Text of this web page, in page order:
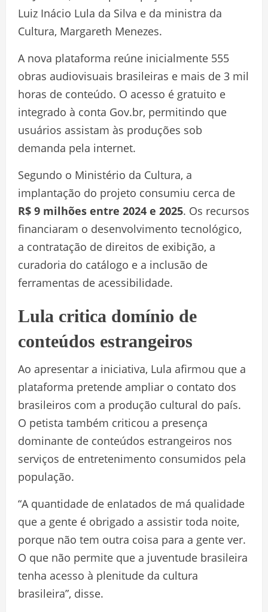
Luiz Inácio Lula da Silva e da ministra da
Cultura, Margareth Menezes.
A nova plataforma reúne inicialmente 555
obras audiovisuais brasileiras e mais de 3 mil
horas de conteúdo. O acesso é gratuito e
integrado à conta Gov.br, permitindo que
usuários assistam às produções sob
demanda pela internet.
Segundo o Ministério da Cultura, a
implantação do projeto consumiu cerca de
R$ 9 milhões entre 2024 e 2025. Os recursos
financiaram o desenvolvimento tecnológico,
a contratação de direitos de exibição, a
curadoria do catálogo e a inclusão de
ferramentas de acessibilidade.
Lula critica domínio de
conteúdos estrangeiros
Ao apresentar a iniciativa, Lula afirmou que a
plataforma pretende ampliar o contato dos
brasileiros com a produção cultural do país.
O petista também criticou a presença
dominante de conteúdos estrangeiros nos
serviços de entretenimento consumidos pela
população.
“A quantidade de enlatados de má qualidade
que a gente é obrigado a assistir toda noite,
porque não tem outra coisa para a gente ver.
O que não permite que a juventude brasileira
tenha acesso à plenitude da cultura
brasileira”, disse.